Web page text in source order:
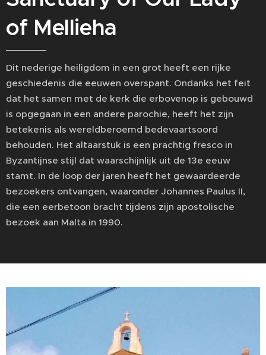
of Mellieha
Dit nederige heiligdom in een grot heeft een rijke
geschiedenis die eeuwen overspant. Ondanks het feit
dat het samen met de kerk die erbovenop is gebouwd
is opgegaan in een andere parochie, heeft het zijn
betekenis als wereldberoemd bedevaartsoord
behouden. Het altaarstuk is een prachtig fresco in
Byzantijnse stijl dat waarschijnlijk uit de 13e eeuw
stamt. In de loop der jaren heeft het gewaardeerde
bezoekers ontvangen, waaronder Johannes Paulus II,
die een eerbetoon bracht tijdens zijn apostolische
bezoek aan Malta in 1990.